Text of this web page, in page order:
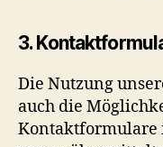
3.
Die Nutzung
auch die
Kontaktformulare